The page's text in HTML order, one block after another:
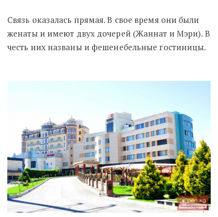
Связь оказалась прямая. В свое время они были
женаты и имеют двух дочерей (Жаннат и Мэри). В
честь них названы и фешенебельные гостиницы.